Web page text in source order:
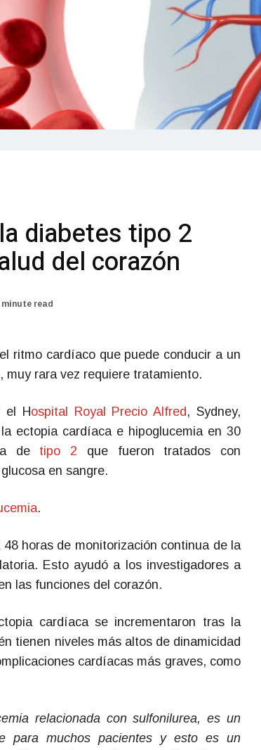
diabetes tipo 2
del corazón
minute read
ritmo cardíaco que puede conducir a un
muy rara vez requiere tratamiento.
el Hospital Royal Precio Alfred , Sydney,
ectopia cardíaca e hipoglucemia en 30
de tipo 2 que fueron tratados con
en sangre.
.
horas de monitorización continua de la
Esto ayudó a los investigadores a
las funciones del corazón.
cardíaca se incrementaron tras la
tienen niveles más altos de dinamicidad
cardíacas más graves, como
relacionada con sulfonilurea, es un
para muchos pacientes y esto es un